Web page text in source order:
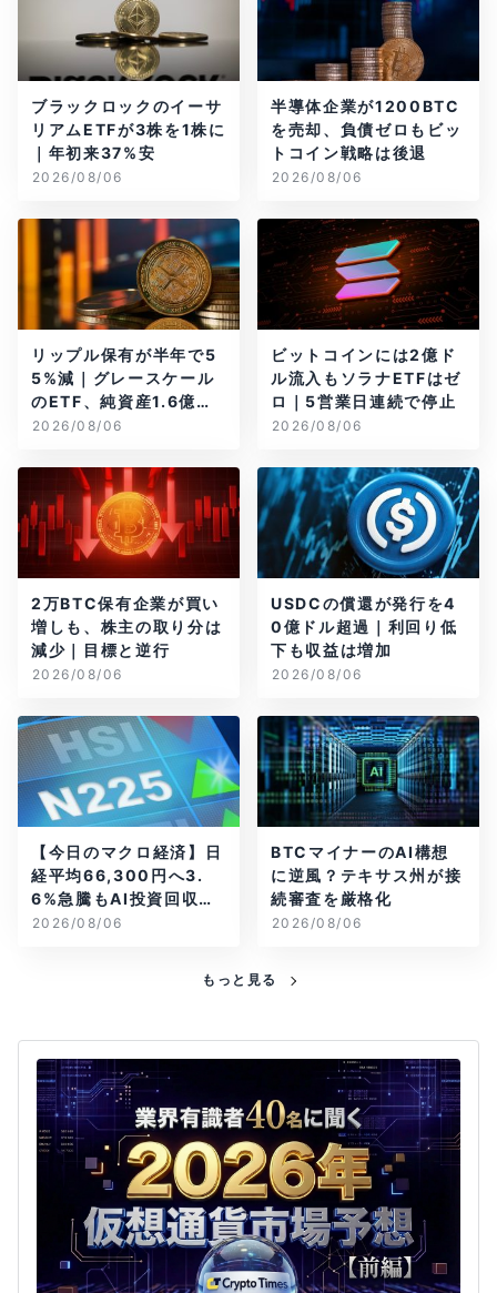
ブラックロックのイーサ
リアムETFが3株を1株に
｜年初来37%安
2026/08/06
半導体企業が1200BTC
を売却、負債ゼロもビッ
トコイン戦略は後退
2026/08/06
リップル保有が半年で5
5%減｜グレースケール
のETF、純資産1.6億ド
ル減
2026/08/06
ビットコインには2億ド
ル流入もソラナETFはゼ
ロ｜5営業日連続で停止
2026/08/06
2万BTC保有企業が買い
増しも、株主の取り分は
減少｜目標と逆行
2026/08/06
USDCの償還が発行を4
0億ドル超過｜利回り低
下も収益は増加
2026/08/06
【今日のマクロ経済】日
経平均66,300円へ3.
6%急騰もAI投資回収懸
念が再燃
2026/08/06
BTCマイナーのAI構想
に逆風？テキサス州が接
続審査を厳格化
2026/08/06
もっと見る